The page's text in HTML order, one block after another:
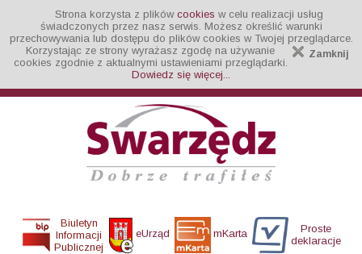
Strona korzysta z plików cookies w celu realizacji usług
świadczonych przez nasz serwis. Możesz określić warunki
przechowywania lub dostępu do plików cookies w Twojej przeglądarce.
Zamknij
Korzystając ze strony wyrażasz zgodę na używanie
cookies zgodnie z aktualnymi ustawieniami przeglądarki.
Dowiedz się więcej...
Biuletyn
Informacji
Publicznej
eUrząd mKarta
Proste
deklaracje